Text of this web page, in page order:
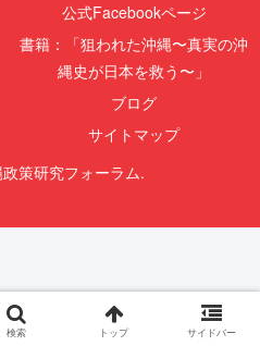
公式Facebookページ
書籍：「狙われた沖縄〜真実の沖
縄史が日本を救う〜」
ブログ
サイトマップ
策研究フォーラム.
検索 トップ サイドバー